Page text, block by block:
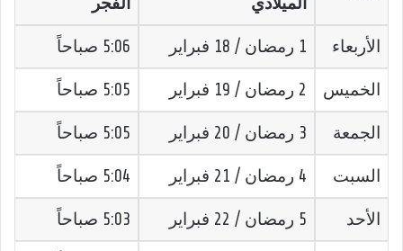
الأربعاء 1 رمضان / 18 فبراير 5:06 صباحاً
الخميس 2 رمضان / 19 فبراير 5:05 صباحاً
الجمعة 3 رمضان / 20 فبراير 5:05 صباحاً
السبت 4 رمضان / 21 فبراير 5:04 صباحاً
الأحد 5 رمضان / 22 فبراير 5:03 صباحاً